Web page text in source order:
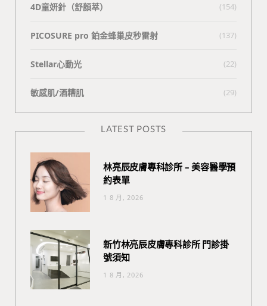
4D童妍針（舒顏萃） (154)
PICOSURE pro 鉑金蜂巢皮秒雷射 (137)
Stellar心動光 (22)
敏感肌/酒糟肌 (29)
LATEST POSTS
林亮辰皮膚專科診所 – 美容醫學預
約表單
1 8 月, 2026
新竹林亮辰皮膚專科診所 門診掛
號須知
1 8 月, 2026